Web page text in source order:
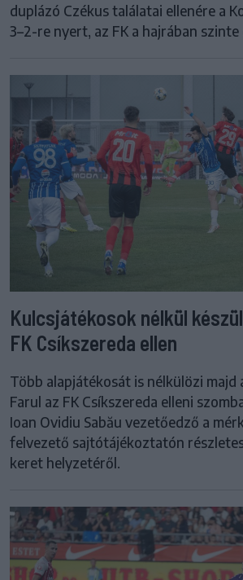
duplázó Czékus találatai ellenére a
3–2-re nyert, az FK a hajrában
Kulcsjátékosok nélkül
FK Csíkszereda ellen
Több alapjátékosát is nélkülözi majd
Farul az FK Csíkszereda elleni
Ioan Ovidiu Sabău vezetőedző a
felvezető sajtótájékoztatón
keret helyzetéről.